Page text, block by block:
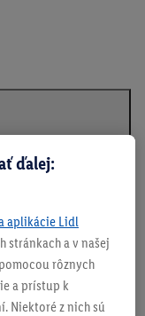
ďalej:
aplikácie Lidl
stránkach a v našej
rôznych
a prístup k
Niektoré z nich sú